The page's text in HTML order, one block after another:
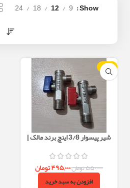
Show
9
12
18
24
-10%
شیر پیسوار 3/8 اینچ برند مالک |
سنگین‌وزن، با فیلتر داخلی و رزوه
بلند
۵۵۰,۰۰۰تومان۴۹۵,۰۰۰تومان
افزودن به سبد خرید